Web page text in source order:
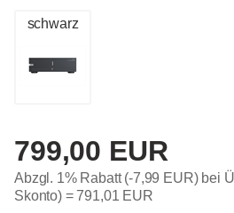
schwarz
799,00 EUR
Abzgl. 1% Rabatt (-7,99 EUR) bei
Skonto) =791,01 EUR